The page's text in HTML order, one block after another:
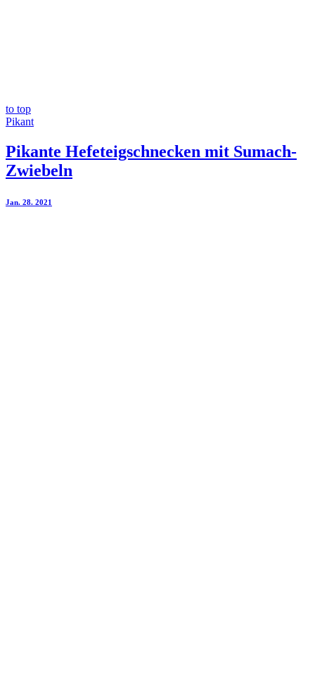
to top
Pikant
Pikante Hefeteigschnecken mit Sumach-
Zwiebeln
Jan. 28. 2021